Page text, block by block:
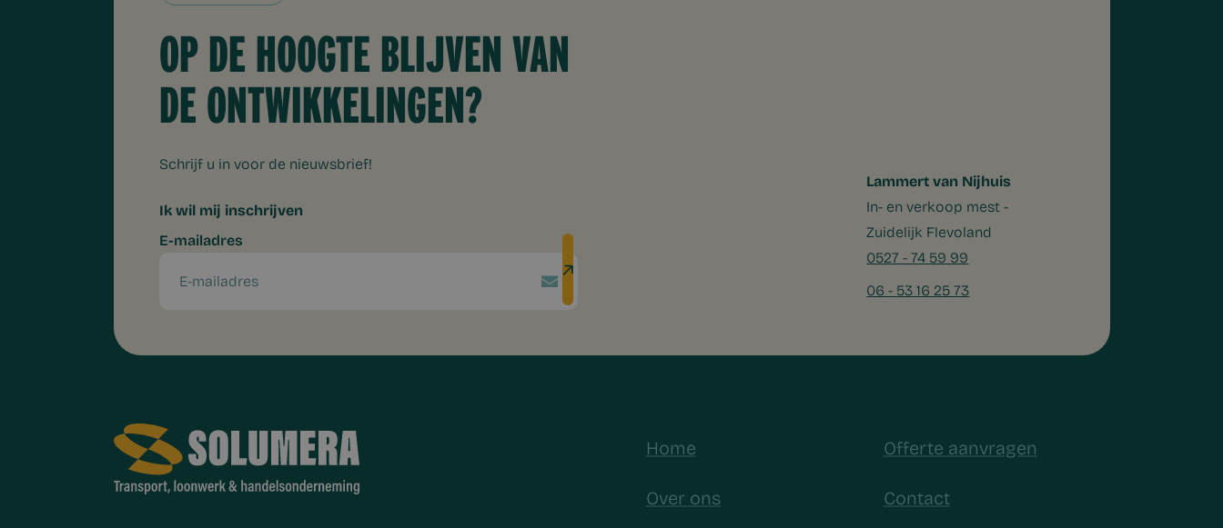
OP DE HOOGTE BLIJVEN VAN
DE ONTWIKKELINGEN?
Schrijf u in voor de nieuwsbrief!
Ik wil mij inschrijven
E-mailadres
Lammert van Nijhuis
In- en verkoop mest -
Zuidelijk Flevoland
0527 - 74 59 99
06 - 53 16 25 73
Home
Over ons
Offerte aanvragen
Contact